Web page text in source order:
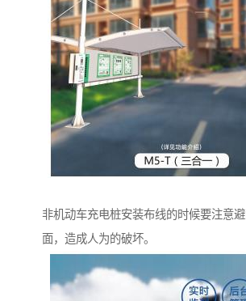
非机动车充电桩安装布线的时候要注意
面，造成人为的破坏。